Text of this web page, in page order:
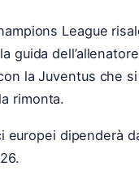
League
guida
la Juventus che
rimonta.
europei dipenderà